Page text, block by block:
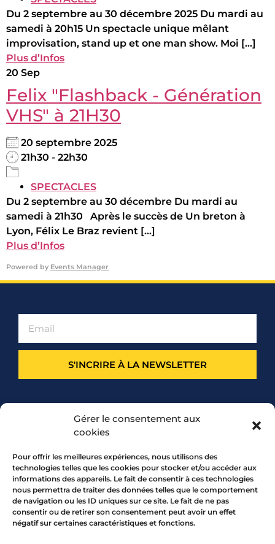
Gérer le consentement aux
cookies
Pour offrir les meilleures expériences, nous utilisons des
technologies telles que les cookies pour stocker et/ou accéder aux
informations des appareils. Le fait de consentir à ces technologies
nous permettra de traiter des données telles que le comportement
de navigation ou les ID uniques sur ce site. Le fait de ne pas
consentir ou de retirer son consentement peut avoir un effet
négatif sur certaines caractéristiques et fonctions.
Du 2 septembre au 30 décembre 2025 Du mardi au
samedi à 20h15 Un spectacle unique mêlant
improvisation, stand up et one man show. Moi [...]
Plus d’Infos
20 Sep
Felix "Flashback - Génération
VHS" à 21H30
20 septembre 2025
21h30 - 22h30
SPECTACLES
Du 2 septembre au 30 décembre Du mardi au
samedi à 21h30 Après le succès de Un breton à
Lyon, Félix Le Braz revient [...]
Plus d’Infos
Powered by Events Manager
S'INCRIRE À LA NEWSLETTER